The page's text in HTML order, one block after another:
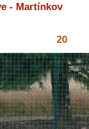
- Martínkov
20